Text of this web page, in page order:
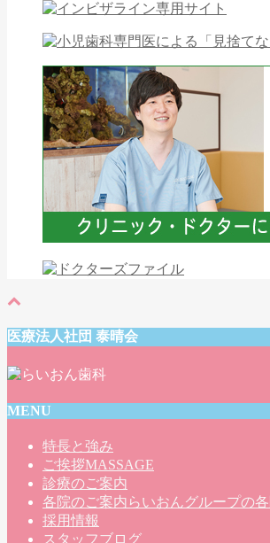
医療法人社団 泰晴会
MENU
特長と強み
ご挨拶MASSAGE
診療のご案内
各院のご案内 らいおんグループの
採用情報
スタッフブログ